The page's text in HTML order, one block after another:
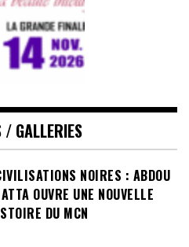
/ GALLERIES
NOIRES : ABDOU
OUVRE UNE NOUVELLE
DU MCN